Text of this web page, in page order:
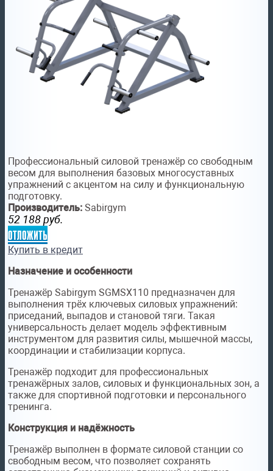
Профессиональный силовой тренажёр со свободным
весом для выполнения базовых многосуставных
упражнений с акцентом на силу и функциональную
подготовку.
Производитель: Sabirgym
52 188 руб.
отложить
Купить в кредит
Назначение и особенности
Тренажёр Sabirgym SGMSX110 предназначен для
выполнения трёх ключевых силовых упражнений:
приседаний, выпадов и становой тяги. Такая
универсальность делает модель эффективным
инструментом для развития силы, мышечной массы,
координации и стабилизации корпуса.
Тренажёр подходит для профессиональных
тренажёрных залов, силовых и функциональных зон, а
также для спортивной подготовки и персонального
тренинга.
Конструкция и надёжность
Тренажёр выполнен в формате силовой станции со
свободным весом, что позволяет сохранять